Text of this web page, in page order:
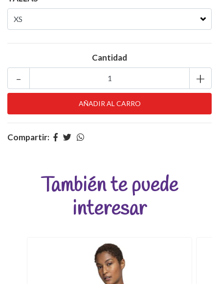
Cantidad
+
-
Compartir:
También te puede
interesar